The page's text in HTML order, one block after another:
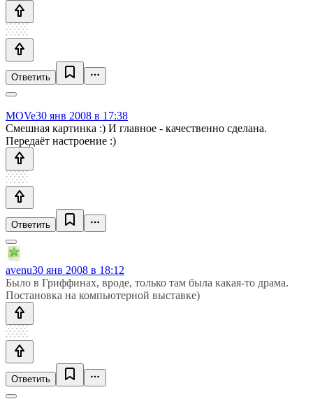
Ответить
MOVe30 янв 2008 в 17:38
Смешная картинка :) И главное - качественно сделана.
Передаёт настроение :)
Ответить
avenu30 янв 2008 в 18:12
Было в Гриффинах, вроде, только там была какая-то драма.
Постановка на компьютерной выставке)
Ответить